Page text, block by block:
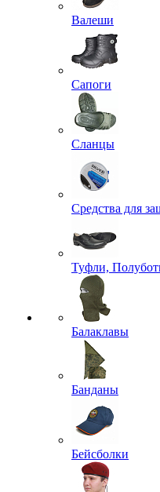
Валеши
Сапоги
Сланцы
Средства для
Туфли,
Балаклавы
Банданы
Бейсболки